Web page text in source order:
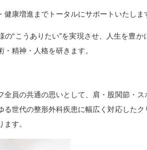
康増進までトータルにサポートいたしま
の“こうありたい”を実現させ、人生を豊か
精神・人格を研きます。
全員の共通の思いとして、肩・股関節・
る世代の整形外科疾患に幅広く対応した
す。